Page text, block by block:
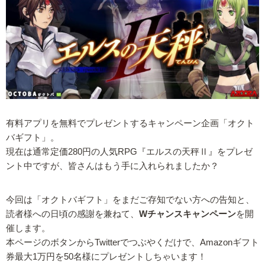
有料アプリを無料でプレゼントするキャンペーン企画「オクト
バギフト」。
現在は通常定価280円の人気RPG『エルスの天秤Ⅱ』をプレゼ
ント中ですが、皆さんはもう手に入れられましたか？
今回は「オクトバギフト」をまだご存知でない方への告知と、
読者様への日頃の感謝を兼ねて、 Wチャンスキャンペーンを開
催します。
本ページのボタンからTwitterでつぶやくだけで、Amazonギフト
券最大1万円を50名様にプレゼントしちゃいます！